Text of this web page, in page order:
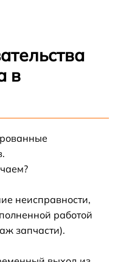
в
неисправности,
работой
запчасти).